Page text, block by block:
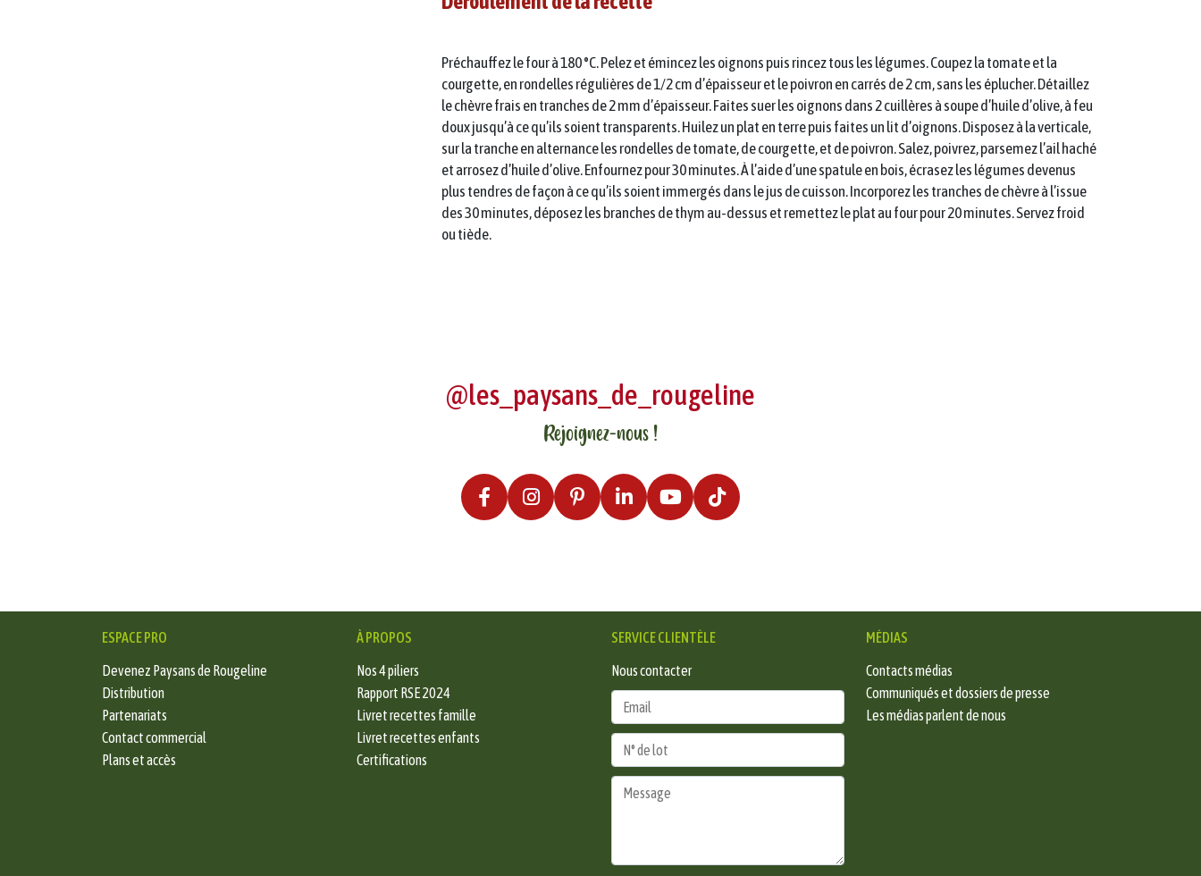
Préchauffez le four à 180 °C. Pelez et émincez les oignons puis rincez tous les légumes. Coupez la tomate et la
courgette, en rondelles régulières de 1/2 cm d’épaisseur et le poivron en carrés de 2 cm, sans les éplucher. Détaillez
le chèvre frais en tranches de 2 mm d’épaisseur. Faites suer les oignons dans 2 cuillères à soupe d’huile d’olive, à feu
doux jusqu’à ce qu’ils soient transparents. Huilez un plat en terre puis faites un lit d’oignons. Disposez à la verticale,
sur la tranche en alternance les rondelles de tomate, de courgette, et de poivron. Salez, poivrez, parsemez l’ail haché
et arrosez d’huile d’olive. Enfournez pour 30 minutes. À l’aide d’une spatule en bois, écrasez les légumes devenus
plus tendres de façon à ce qu’ils soient immergés dans le jus de cuisson. Incorporez les tranches de chèvre à l’issue
des 30 minutes, déposez les branches de thym au-dessus et remettez le plat au four pour 20 minutes. Servez froid
ou tiède.
@les_paysans_de_rougeline
Rejoignez-nous !
ESPACE PRO
Devenez Paysans de Rougeline
Distribution
Partenariats
Contact commercial
Plans et accès
À PROPOS
Nos 4 piliers
Rapport RSE 2024
Livret recettes famille
Livret recettes enfants
Certifications
SERVICE CLIENTÈLE
Nous contacter
MÉDIAS
Contacts médias
Communiqués et dossiers de presse
Les médias parlent de nous